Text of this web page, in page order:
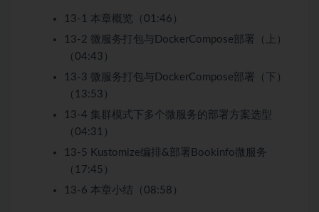
13-1 本章概览（01:46）
13-2 微服务打包与DockerCompose部署（上）
（04:43）
13-3 微服务打包与DockerCompose部署（下）
（13:53）
13-4 集群模式下多个微服务的部署方案选型
（04:31）
13-5 Kustomize编排&部署Bookinfo微服务
（17:45）
13-6 本章小结（08:58）